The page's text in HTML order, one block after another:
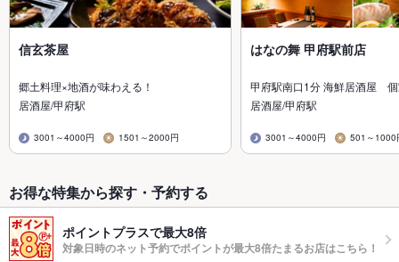
信玄茶屋
郷土料理×地酒が味わえる！
居酒屋/甲府駅
3001～4000円 1501～2000円
はなの舞 甲府駅前店
甲府駅南口1分 海鮮居酒屋
居酒屋/甲府駅
3001～4000円 501～1000
お得な特集から探す・予約する
ポイントプラスで最大8倍
対象日時のネット予約でポイントが最大8倍たまるお店はこちら！